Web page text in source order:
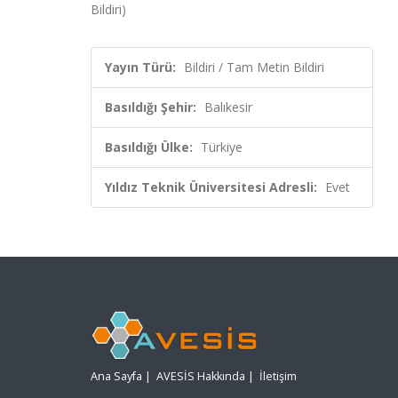
Bildiri)
Yayın Türü: Bildiri / Tam Metin Bildiri
Basıldığı Şehir: Balıkesir
Basıldığı Ülke: Türkiye
Yıldız Teknik Üniversitesi Adresli: Evet
Ana Sayfa | AVESİS Hakkında | İletişim